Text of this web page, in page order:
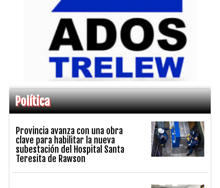
Política
Provincia avanza con una obra
clave para habilitar la nueva
subestación del Hospital Santa
Teresita de Rawson